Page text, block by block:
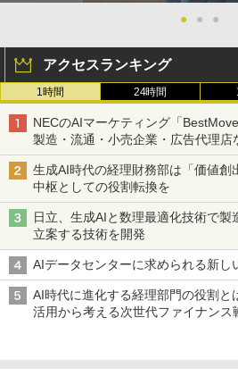
●
● ●
アクセスランキング
1時間 24時間
NECのAIマーケティング「
製造・流通・小売企業・広告代理店
生成AI時代の経理財務部は「価値
中枢としての役割転換を
日立、生成AIと数理最適化技術で
立案する技術を開発
AIデータセンターに求められる新し
AI時代に進化する経理部門の役割
活用から考える次世代ファイナンス